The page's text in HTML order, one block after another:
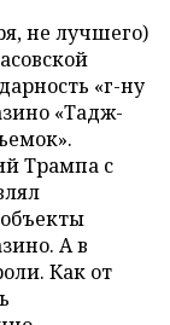
не лучшего)
«г-ну
«Тадж-
Трампа с
А в
Как от